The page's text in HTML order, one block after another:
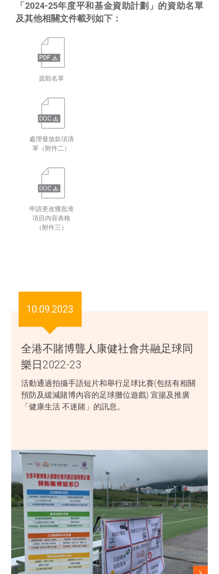
「2024-25年度平和基金資助計劃」的資助名單
及其他相關文件載列如下：
資助名單
處理發放款項清
單（附件二）
申請更改獲批准
項目內容表格
（附件三）
10.09.2023
全港不賭博聾人康健社會共融足球同
樂日2022-23
活動通過拍攝手語短片和舉行足球比賽(包括有相關
預防及緩減賭博內容的足球攤位遊戲) 宣揚及推廣
「健康生活 不迷賭」的訊息。